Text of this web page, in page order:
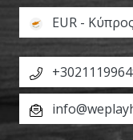
EUR -